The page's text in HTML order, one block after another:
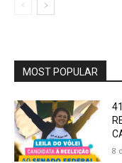
MOST POPULAR
8